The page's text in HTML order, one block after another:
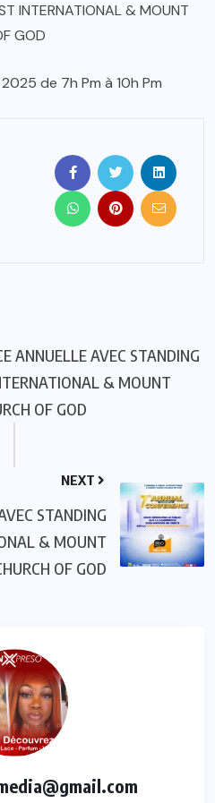
INTERNATIONAL & MOUNT
GOD
de 7h Pm à 10h Pm
ANNUELLE AVEC STANDING
& MOUNT
OF GOD
NEXT
STANDING
& MOUNT
OF GOD